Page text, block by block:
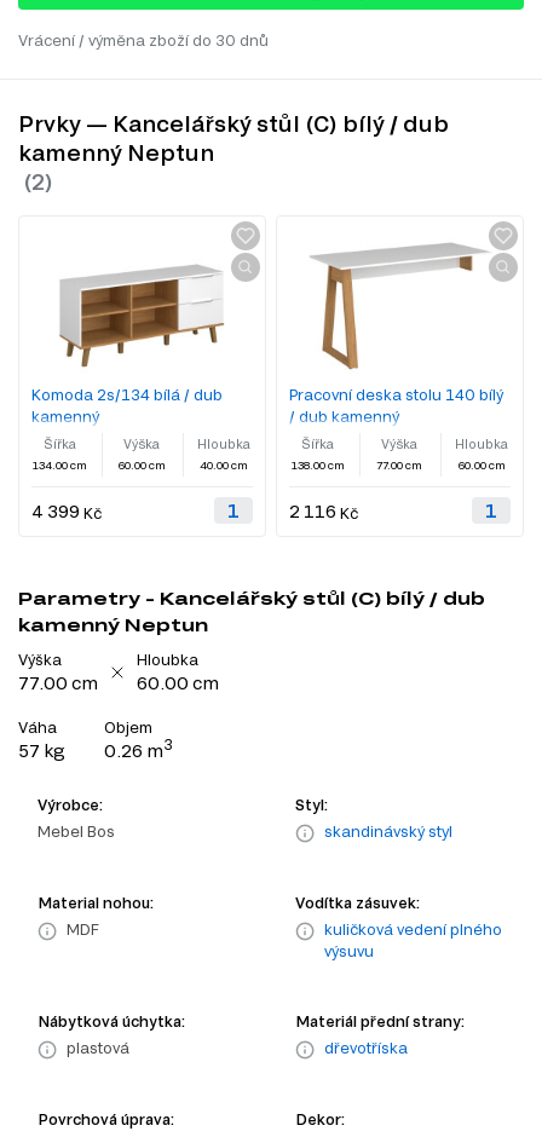
Vrácení / výměna zboží do 30 dnů
Prvky — Kancelářský stůl (C) bílý / dub
kamenný Neptun
Komoda 2s/134 bílá / dub
kamenný
Šířka
134.00 cm
Výška
60.00 cm
Hloubka
40.00 cm
4 399 Kč
Pracovní deska stolu 140 bílý
/ dub kamenný
Šířka
138.00 cm
Výška
77.00 cm
Hloubka
60.00 cm
2 116 Kč
Parametry - Kancelářský stůl (C) bílý / dub
kamenný Neptun
Výška
77.00 cm
Hloubka
60.00 cm
Váha
57 kg
Objem
0.26 m3
Výrobce:
Mebel Bos
Styl:
skandinávský styl
Material nohou:
MDF
Vodítka zásuvek:
kuličková vedení plného
výsuvu
Nábytková úchytka:
plastová
Materiál přední strany:
dřevotříska
Povrchová úprava:
Dekor: